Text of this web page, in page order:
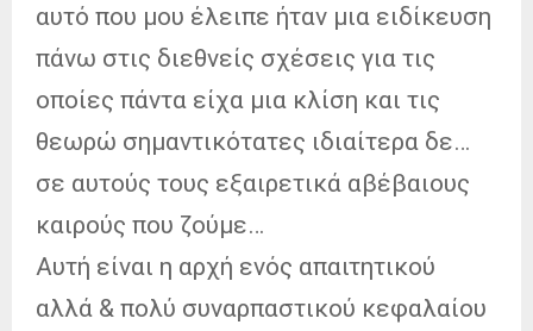
αυτό που μου έλειπε ήταν μια ειδίκευση
πάνω στις διεθνείς σχέσεις για τις
οποίες πάντα είχα μια κλίση και τις
θεωρώ σημαντικότατες ιδιαίτερα δε…
σε αυτούς τους εξαιρετικά αβέβαιους
καιρούς που ζούμε…
Αυτή είναι η αρχή ενός απαιτητικού
αλλά & πολύ συναρπαστικού κεφαλαίου